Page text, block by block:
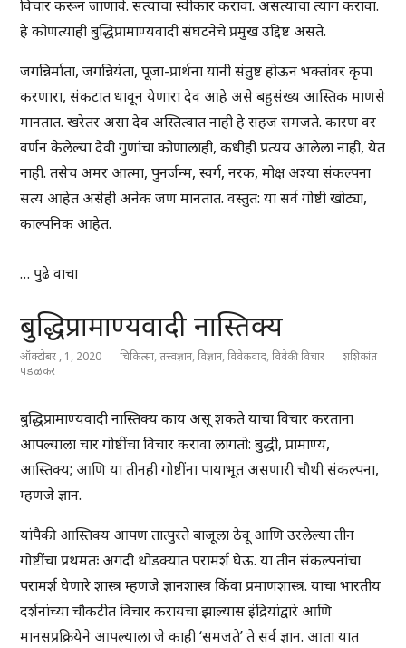
विचार करून जाणावे. सत्याचा स्वीकार करावा. असत्याचा त्याग करावा.
हे कोणत्याही बुद्धिप्रामाण्यवादी संघटनेचे प्रमुख उद्दिष्ट असते.
जगन्निर्माता, जगन्नियंता, पूजा-प्रार्थना यांनी संतुष्ट होऊन भक्तांवर कृपा
करणारा, संकटात धावून येणारा देव आहे असे बहुसंख्य आस्तिक माणसे
मानतात. खरेतर असा देव अस्तित्वात नाही हे सहज समजते. कारण वर
वर्णन केलेल्या दैवी गुणांचा कोणालाही, कधीही प्रत्यय आलेला नाही, येत
नाही. तसेच अमर आत्मा, पुनर्जन्म, स्वर्ग, नरक, मोक्ष अश्या संकल्पना
सत्य आहेत असेही अनेक जण मानतात. वस्तुत: या सर्व गोष्टी खोट्या,
काल्पनिक आहेत.
…पुढे वाचा
बुद्धिप्रामाण्यवादी नास्तिक्य
ऑक्टोबर , 1, 2020 चिकित्सा,तत्त्वज्ञान,विज्ञान,विवेकवाद,विवेकी विचार
शशिकांत
पडळकर
बुद्धिप्रामाण्यवादी नास्तिक्य काय असू शकते याचा विचार करताना
आपल्याला चार गोष्टींचा विचार करावा लागतो: बुद्धी, प्रामाण्य,
आस्तिक्य; आणि या तीनही गोष्टींना पायाभूत असणारी चौथी संकल्पना,
म्हणजे ज्ञान.
यांपैकी आस्तिक्य आपण तात्पुरते बाजूला ठेवू आणि उरलेल्या तीन
गोष्टींचा प्रथमतः अगदी थोडक्यात परामर्श घेऊ. या तीन संकल्पनांचा
परामर्श घेणारे शास्त्र म्हणजे ज्ञानशास्त्र किंवा प्रमाणशास्त्र. याचा भारतीय
दर्शनांच्या चौकटीत विचार करायचा झाल्यास इंद्रियांद्वारे आणि
मानसप्रक्रियेने आपल्याला जे काही ‘समजते’ ते सर्व ज्ञान. आता यात